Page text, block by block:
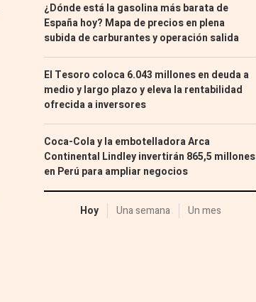
¿Dónde está la gasolina más barata de
España hoy? Mapa de precios en plena
subida de carburantes y operación salida
El Tesoro coloca 6.043 millones en deuda a
medio y largo plazo y eleva la rentabilidad
ofrecida a inversores
Coca-Cola y la embotelladora Arca
Continental Lindley invertirán 865,5 millones
en Perú para ampliar negocios
Hoy Una semana Un mes